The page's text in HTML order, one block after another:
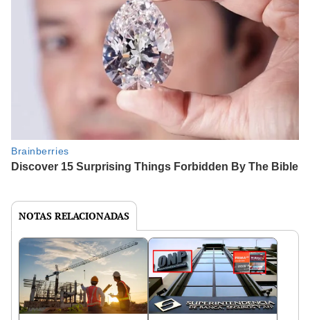
NOTAS RELACIONADAS